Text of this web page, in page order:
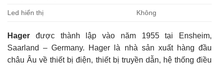
Led hiển thị Không
Hager được thành lập vào năm 1955 tại Ensheim,
Saarland – Germany. Hager là nhà sản xuất hàng đầu
châu Âu về thiết bị điện, thiết bị truyền dẫn, hệ thống điều